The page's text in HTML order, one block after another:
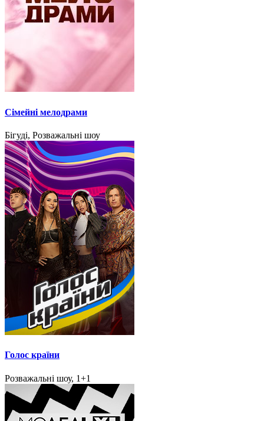
Сімейні мелодрами
Бігуді, Розважальні шоу
Голос країни
Розважальні шоу, 1+1